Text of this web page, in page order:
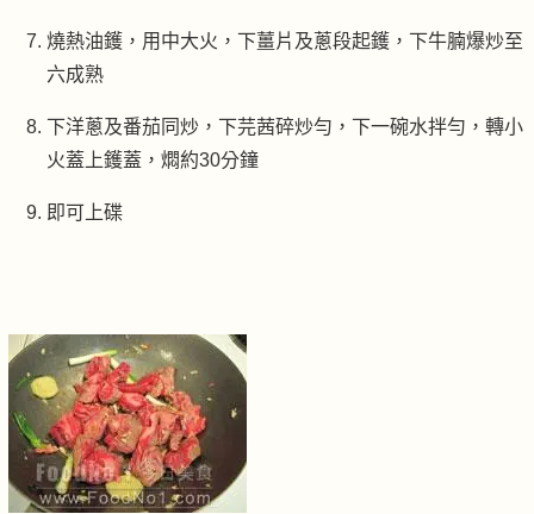
燒熱油鑊，用中大火，下薑片及蔥段起鑊，下牛腩爆炒至
六成熟
下洋蔥及番茄同炒，下芫茜碎炒勻，下一碗水拌勻，轉小
火蓋上鑊蓋，燜約30分鐘
即可上碟